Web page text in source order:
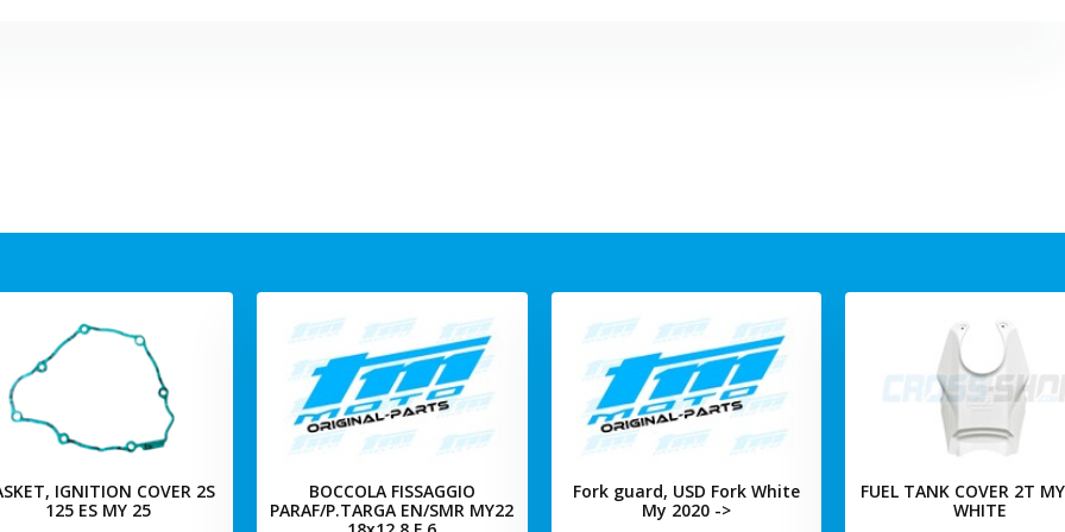
IGNITION COVER 2S
125 ES MY 25
BOCCOLA FISSAGGIO
PARAF/P.TARGA EN/SMR MY22
Fork guard, USD Fork White
My 2020 ->
FUEL TANK COVER 2T
WHITE